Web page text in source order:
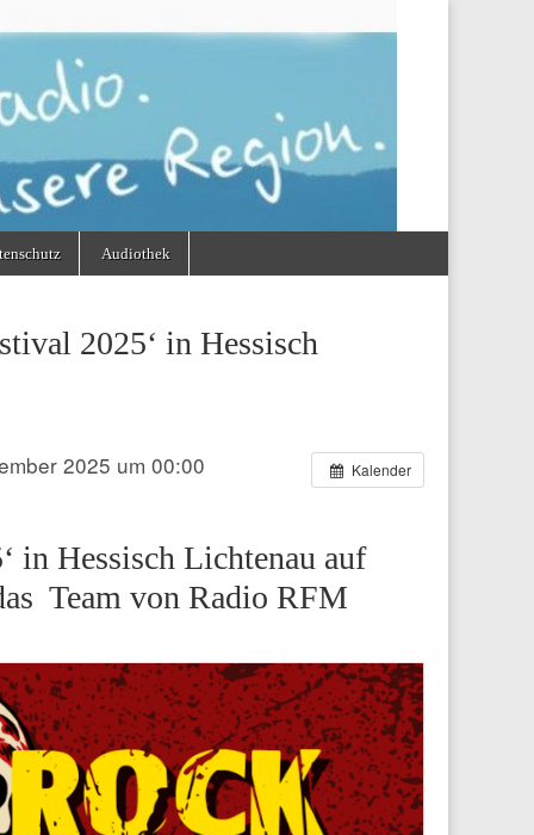
Audiothek
2025‘ in Hessisch
Kalender
2025 um 00:00
in Hessisch Lichtenau auf
Team von Radio RFM